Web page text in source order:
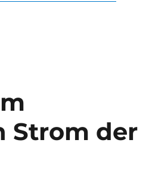
Strom der